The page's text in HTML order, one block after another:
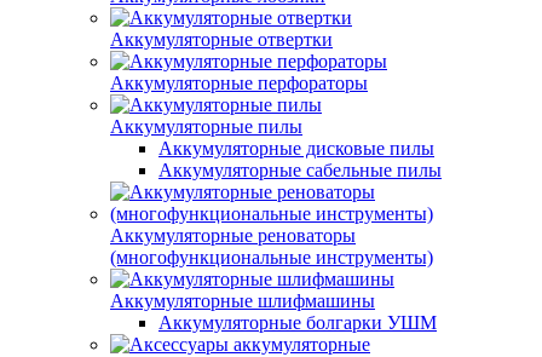
Аккумуляторные отвертки
Аккумуляторные перфораторы
Аккумуляторные пилы
Аккумуляторные дисковые пилы
Аккумуляторные сабельные пилы
Аккумуляторные реноваторы
(многофункциональные инструменты)
Аккумуляторные шлифмашины
Аккумуляторные болгарки УШМ